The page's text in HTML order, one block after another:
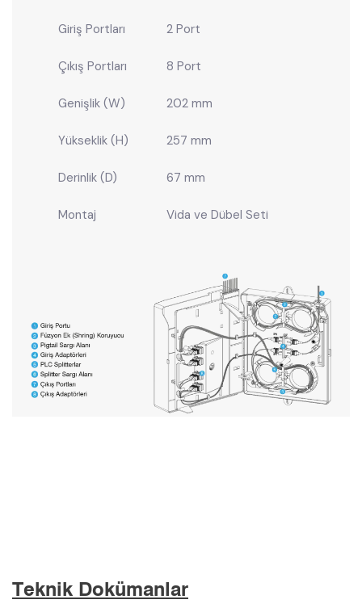
Giriş Portları 2 Port
Çıkış Portları 8 Port
Genişlik (W) 202 mm
Yükseklik (H) 257 mm
Derinlik (D) 67 mm
Montaj Vida ve Dübel Seti
Teknik Dokümanlar